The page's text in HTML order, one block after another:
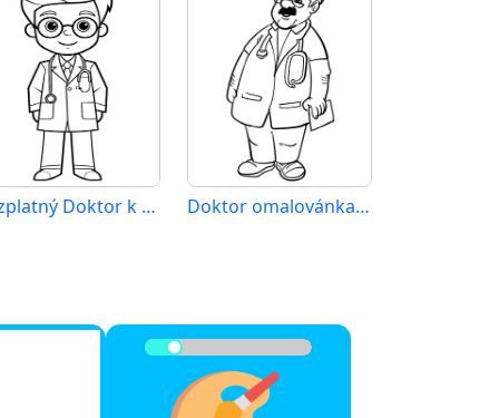
Bezplatný Doktor k vytištění Doktor omalovánka zdarma